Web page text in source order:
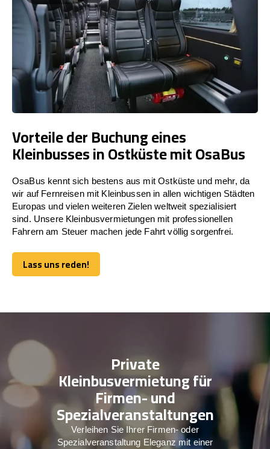
Vorteile der Buchung eines
Kleinbusses in Ostküste mit OsaBus
OsaBus kennt sich bestens aus mit Ostküste und mehr, da
wir auf Fernreisen mit Kleinbussen in allen wichtigen Städten
Europas und vielen weiteren Zielen weltweit spezialisiert
sind. Unsere Kleinbusvermietungen mit professionellen
Fahrern am Steuer machen jede Fahrt völlig sorgenfrei.
Lass uns reden!
Lass uns reden!
Private
Kleinbusvermietung für
Firmen- und
Spezialveranstaltungen
Verleihen Sie Ihrer Firmen- oder
Spezialveranstaltung Eleganz mit einer